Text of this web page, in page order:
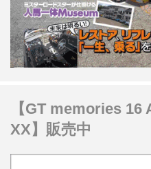
【GT memories
XX】販売中